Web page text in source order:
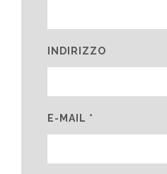
INDIRIZZO
E-MAIL *